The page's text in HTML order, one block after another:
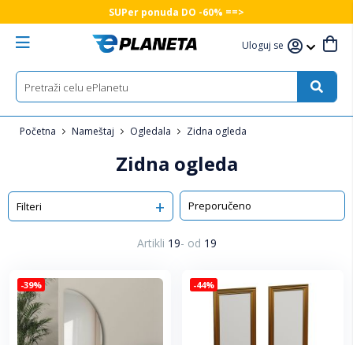
SUPer ponuda DO -60% ==>
Uloguj se
Početna Nameštaj Ogledala Zidna ogleda
Zidna ogleda
Filteri
Artikli 19- od 19
Sortiraj
-39% -44%